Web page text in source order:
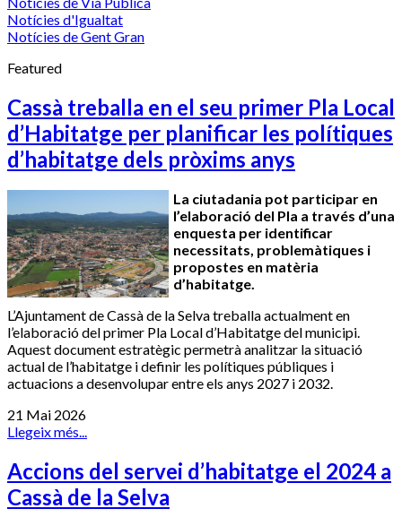
Notícies d'Igualtat
Notícies de Gent Gran
Featured
Cassà treballa en el seu primer Pla Local
d’Habitatge per planificar les polítiques
d’habitatge dels pròxims anys
La ciutadania pot participar en
l’elaboració del Pla a través d’una
enquesta per identificar
necessitats, problemàtiques i
propostes en matèria
d’habitatge.
L’Ajuntament de Cassà de la Selva treballa actualment en
l’elaboració del primer Pla Local d’Habitatge del municipi.
Aquest document estratègic permetrà analitzar la situació
actual de l’habitatge i definir les polítiques públiques i
actuacions a desenvolupar entre els anys 2027 i 2032.
21 Mai 2026
Llegeix més...
Accions del servei d’habitatge el 2024 a
Cassà de la Selva